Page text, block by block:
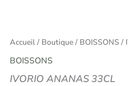
Accueil/ Boutique/ BOISSONS /
BOISSONS
IVORIO ANANAS 33CL